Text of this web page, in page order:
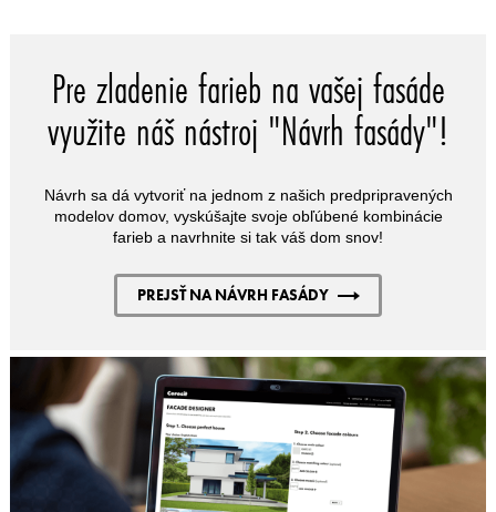
Pre zladenie farieb na vašej fasáde
využite náš nástroj "Návrh fasády"!
Návrh sa dá vytvoriť na jednom z našich predpripravených
modelov domov, vyskúšajte svoje obľúbené kombinácie
farieb a navrhnite si tak váš dom snov!
PREJSŤ NA NÁVRH FASÁDY